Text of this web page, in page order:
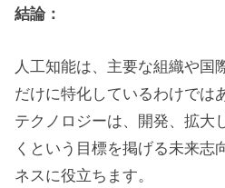
結論：
人工知能は、主要な組織や国
だけに特化しているわけでは
テクノロジーは、開発、拡大
くという目標を掲げる未来志
ネスに役立ちます。